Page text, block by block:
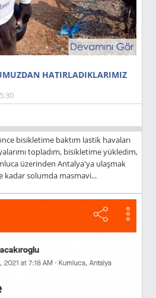
HATIRLADIKLARIMIZ
bisikletime baktım lastik havaları
topladım, bisikletime yükledim,
üzerinden Antalya'ya ulaşmak
solumda masmavi...